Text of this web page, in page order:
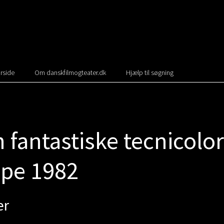
Om danskfilmogteater.dk Hjælp til søgning
fantastiske tecnicolor
1982